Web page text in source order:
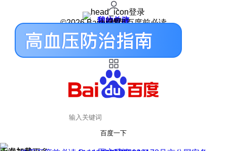
登录
我的关注
我的收藏
皮肤中心
用户反馈
设置
©2026 Baidu 使用百度前必读
百度一下